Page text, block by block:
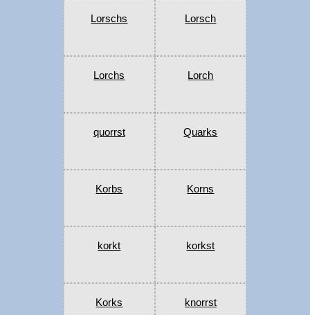
Lorschs Lorsch
Lorchs Lorch
quorrst Quarks
Korbs Korns
korkt korkst
Korks knorrst